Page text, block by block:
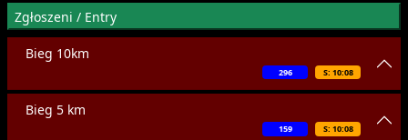
Zgłoszeni / Entry
Bieg 10km
S: 10:08
296
Bieg 5 km
S: 10:08
159